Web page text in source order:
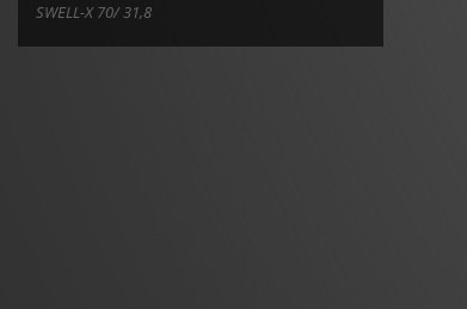
SWELL-X 70/ 31,8